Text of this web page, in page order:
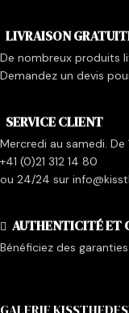
LIVRAISON
De nombreux produits
Demandez un devis
SERVICE CLIENT
Mercredi au samedi. De
+41 (0)21 312 14 80
ou 24/24 sur
AUTHENTICITÉ ET
Bénéficiez des